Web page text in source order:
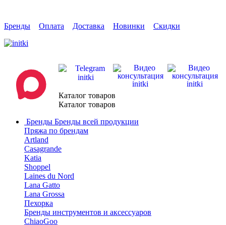
Бренды Оплата Доставка Новинки Скидки
Каталог товаров
Каталог товаров
Бренды Бренды всей продукции
Пряжа по брендам
Artland
Casagrande
Katia
Shoppel
Laines du Nord
Lana Gatto
Lana Grossa
Пехорка
Бренды инструментов и аксессуаров
ChiaoGoo